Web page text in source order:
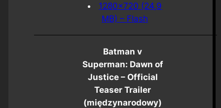
1280×720 (24,9
MB) – Flash
Batman v
Superman: Dawn of
Justice – Official
Teaser Trailer
(międzynarodowy)